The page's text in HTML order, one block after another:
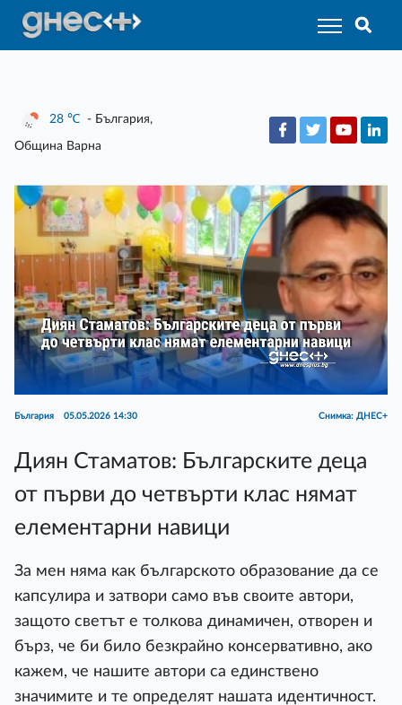
28 ℃ - България,
Община Варна
България 05.05.2026 14:30 Снимка: ДНЕС+
Диян Стаматов: Българските деца
от първи до четвърти клас нямат
елементарни навици
За мен няма как българското образование да се
капсулира и затвори само във своите автори,
защото светът е толкова динамичен, отворен и
бърз, че би било безкрайно консервативно, ако
кажем, че нашите автори са единствено
значимите и те определят нашата идентичност.